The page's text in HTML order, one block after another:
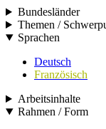
Bundesländer
Themen /
Sprachen
Deutsch
Französisch
Arbeitsinhalte
Rahmen / Form